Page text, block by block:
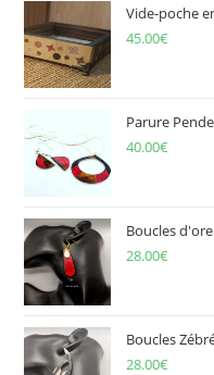
Vide-poche
45.00€
Parure
40.00€
Boucles
28.00€
Boucles
28.00€